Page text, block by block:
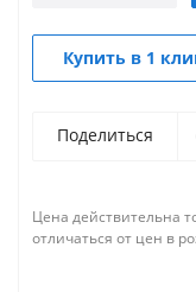
Купить в 1
Поделиться
Цена действительна
отличаться от цен в